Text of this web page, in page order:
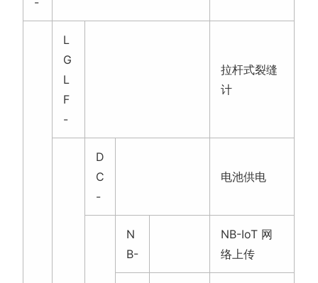
L
G
L
F
-
拉杆式裂缝
计
D
C
-
电池供电
N
B-
NB-IoT 网
络上传